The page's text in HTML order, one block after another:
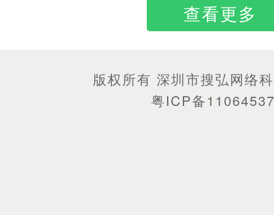
查看更多
版权所有 深圳市搜弘网络
粤ICP备